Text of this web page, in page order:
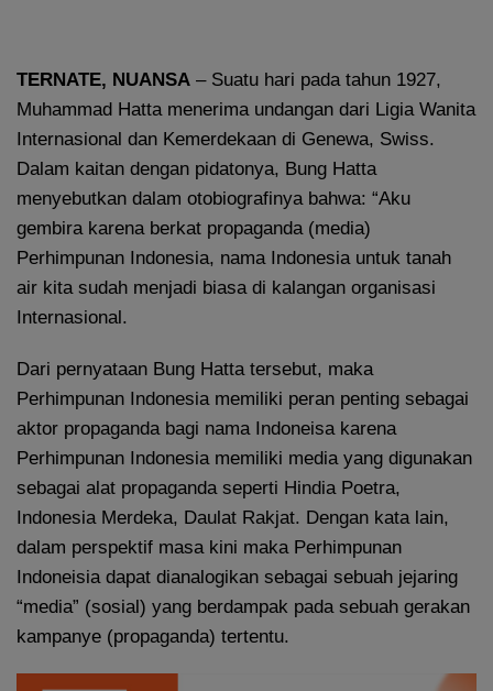
TERNATE, NUANSA – Suatu hari pada tahun 1927,
Muhammad Hatta menerima undangan dari Ligia Wanita
Internasional dan Kemerdekaan di Genewa, Swiss.
Dalam kaitan dengan pidatonya, Bung Hatta
menyebutkan dalam otobiografinya bahwa: “Aku
gembira karena berkat propaganda (media)
Perhimpunan Indonesia, nama Indonesia untuk tanah
air kita sudah menjadi biasa di kalangan organisasi
Internasional.
Dari pernyataan Bung Hatta tersebut, maka
Perhimpunan Indonesia memiliki peran penting sebagai
aktor propaganda bagi nama Indoneisa karena
Perhimpunan Indonesia memiliki media yang digunakan
sebagai alat propaganda seperti Hindia Poetra,
Indonesia Merdeka, Daulat Rakjat. Dengan kata lain,
dalam perspektif masa kini maka Perhimpunan
Indoneisia dapat dianalogikan sebagai sebuah jejaring
“media” (sosial) yang berdampak pada sebuah gerakan
kampanye (propaganda) tertentu.